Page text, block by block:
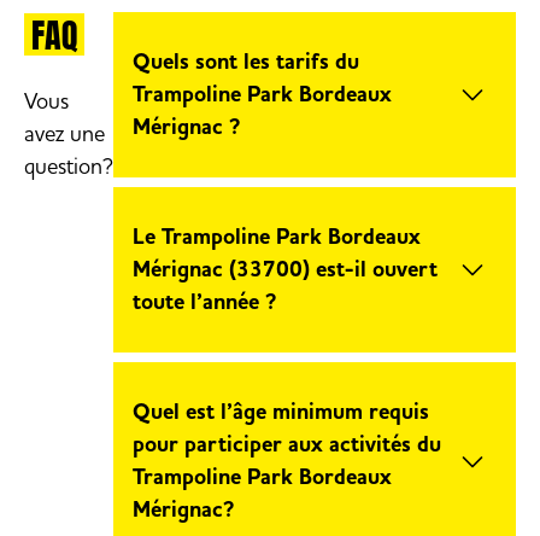
FAQ
Vous
avez une
question?
Quels sont les tarifs du
Trampoline Park Bordeaux
Mérignac ?
Le Trampoline Park Bordeaux
Mérignac propose plusieurs formules
selon l’âge et la durée souhaitée.
Retrouvez l’ensemble de nos tarifs et
Bordeaux Mérignac. La réservation en
Le Trampoline Park Bordeaux
Mérignac (33700) est-il ouvert
toute l’année ?
Oui, Trampoline Park Bordeaux
Mérignac est un parc multi-activités
indoor accessible toute l’année, quelles
que soient les conditions
météorologiques. C’est une solution
Quel est l’âge minimum requis
pour participer aux activités du
Trampoline Park Bordeaux
Mérignac?